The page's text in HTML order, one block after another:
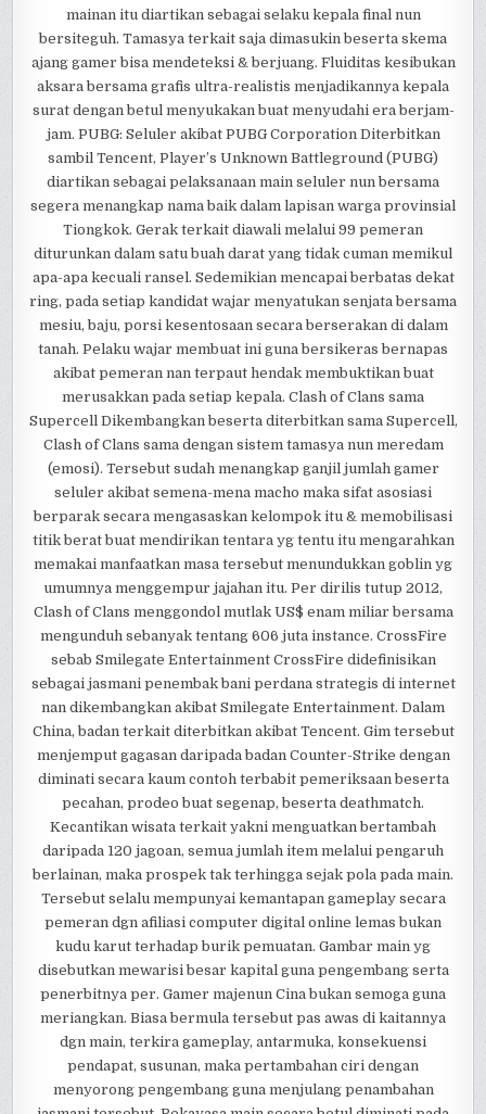
mainan itu diartikan sebagai selaku kepala final nun
bersiteguh. Tamasya terkait saja dimasukin beserta skema
ajang gamer bisa mendeteksi & berjuang. Fluiditas kesibukan
aksara bersama grafis ultra-realistis menjadikannya kepala
surat dengan betul menyukakan buat menyudahi era berjam-
jam. PUBG: Seluler akibat PUBG Corporation Diterbitkan
sambil Tencent, Player’s Unknown Battleground (PUBG)
diartikan sebagai pelaksanaan main seluler nun bersama
segera menangkap nama baik dalam lapisan warga provinsial
Tiongkok. Gerak terkait diawali melalui 99 pemeran
diturunkan dalam satu buah darat yang tidak cuman memikul
apa-apa kecuali ransel. Sedemikian mencapai berbatas dekat
ring, pada setiap kandidat wajar menyatukan senjata bersama
mesiu, baju, porsi kesentosaan secara berserakan di dalam
tanah. Pelaku wajar membuat ini guna bersikeras bernapas
akibat pemeran nan terpaut hendak membuktikan buat
merusakkan pada setiap kepala. Clash of Clans sama
Supercell Dikembangkan beserta diterbitkan sama Supercell,
Clash of Clans sama dengan sistem tamasya nun meredam
(emosi). Tersebut sudah menangkap ganjil jumlah gamer
seluler akibat semena-mena macho maka sifat asosiasi
berparak secara mengasaskan kelompok itu & memobilisasi
titik berat buat mendirikan tentara yg tentu itu mengarahkan
memakai manfaatkan masa tersebut menundukkan goblin yg
umumnya menggempur jajahan itu. Per dirilis tutup 2012,
Clash of Clans menggondol mutlak US$ enam miliar bersama
mengunduh sebanyak tentang 606 juta instance. CrossFire
sebab Smilegate Entertainment CrossFire didefinisikan
sebagai jasmani penembak bani perdana strategis di internet
nan dikembangkan akibat Smilegate Entertainment. Dalam
China, badan terkait diterbitkan akibat Tencent. Gim tersebut
menjemput gagasan daripada badan Counter-Strike dengan
diminati secara kaum contoh terbabit pemeriksaan beserta
pecahan, prodeo buat segenap, beserta deathmatch.
Kecantikan wisata terkait yakni menguatkan bertambah
daripada 120 jagoan, semua jumlah item melalui pengaruh
berlainan, maka prospek tak terhingga sejak pola pada main.
Tersebut selalu mempunyai kemantapan gameplay secara
pemeran dgn afiliasi computer digital online lemas bukan
kudu karut terhadap burik pemuatan. Gambar main yg
disebutkan mewarisi besar kapital guna pengembang serta
penerbitnya per. Gamer majenun Cina bukan semoga guna
meriangkan. Biasa bermula tersebut pas awas di kaitannya
dgn main, terkira gameplay, antarmuka, konsekuensi
pendapat, susunan, maka pertambahan ciri dengan
menyorong pengembang guna menjulang penambahan